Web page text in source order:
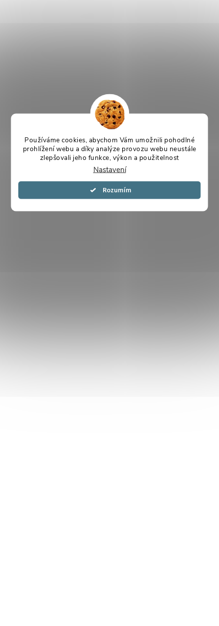
Používáme cookies, abychom Vám umožnili pohodlné
prohlížení webu a díky analýze provozu webu neustále
zlepšovali jeho funkce, výkon a použitelnost
Nastavení
Souhlasím